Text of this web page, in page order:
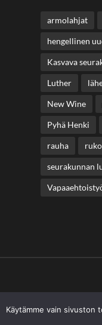
armolahjat
hengellinen
Kasvava
Luther
New Wine
Pyhä Henki
rauha
seurakunnan
Käytämme vain sivuston